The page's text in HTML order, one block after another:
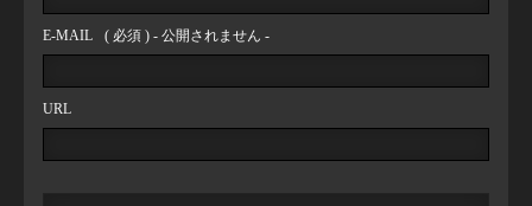
E-MAIL ( 必須 ) - 公開されません -
URL